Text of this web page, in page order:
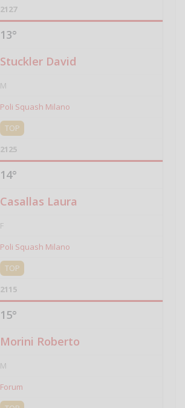
2127
13°
Stuckler David
M
Poli Squash Milano
TOP
2125
14°
Casallas Laura
F
Poli Squash Milano
TOP
2115
15°
Morini Roberto
M
Forum